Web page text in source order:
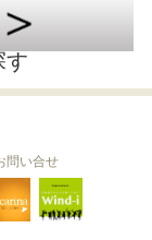
す
問い合せ